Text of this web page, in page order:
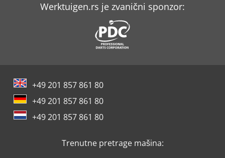
Rego Pm 60
Renner Riko 960/270 St-Kt
Rühle Gr 50
Still Rx 60-30L/600
Werktuigen.rs je zvanični sponzor:
+49 201 857 861 80
+49 201 857 861 80
+49 201 857 861 80
Trenutne pretrage mašina: